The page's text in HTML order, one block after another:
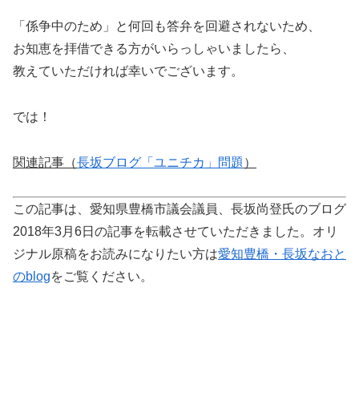
「係争中のため」と何回も答弁を回避されないため、
お知恵を拝借できる方がいらっしゃいましたら、
教えていただければ幸いでございます。
では！
関連記事（長坂ブログ「ユニチカ」問題 ）
この記事は、愛知県豊橋市議会議員、長坂尚登氏のブログ
2018年3月6日の記事を転載させていただきました。オリ
ジナル原稿をお読みになりたい方は愛知豊橋・長坂なおと
のblogをご覧ください。